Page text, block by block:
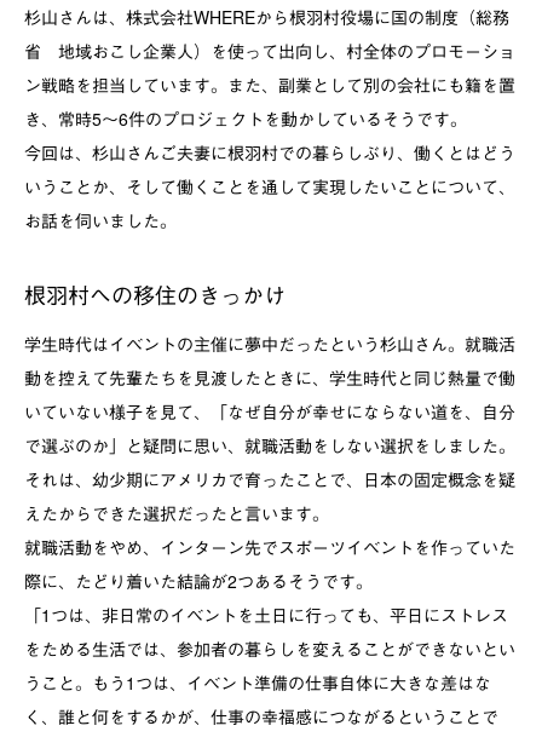
杉山さんは、株式会社WHEREから根羽村役場に国の制度（総務
省 地域おこし企業人）を使って出向し、村全体のプロモーショ
ン戦略を担当しています。また、副業として別の会社にも籍を置
き、常時5～6件のプロジェクトを動かしているそうです。
今回は、杉山さんご夫妻に根羽村での暮らしぶり、働くとはどう
いうことか、そして働くことを通して実現したいことについて、
お話を伺いました。
根羽村への移住のきっかけ
学生時代はイベントの主催に夢中だったという杉山さん。就職活
動を控えて先輩たちを見渡したときに、学生時代と同じ熱量で働
いていない様子を見て、「なぜ自分が幸せにならない道を、自分
で選ぶのか」と疑問に思い、就職活動をしない選択をしました。
それは、幼少期にアメリカで育ったことで、日本の固定概念を疑
えたからできた選択だったと言います。
就職活動をやめ、インターン先でスポーツイベントを作っていた
際に、たどり着いた結論が2つあるそうです。
「1つは、非日常のイベントを土日に行っても、平日にストレス
をためる生活では、参加者の暮らしを変えることができないとい
うこと。もう1つは、イベント準備の仕事自体に大きな差はな
く、誰と何をするかが、仕事の幸福感につながるということで